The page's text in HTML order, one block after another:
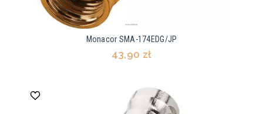
Monacor SMA-174EDG/JP
43,90 zł